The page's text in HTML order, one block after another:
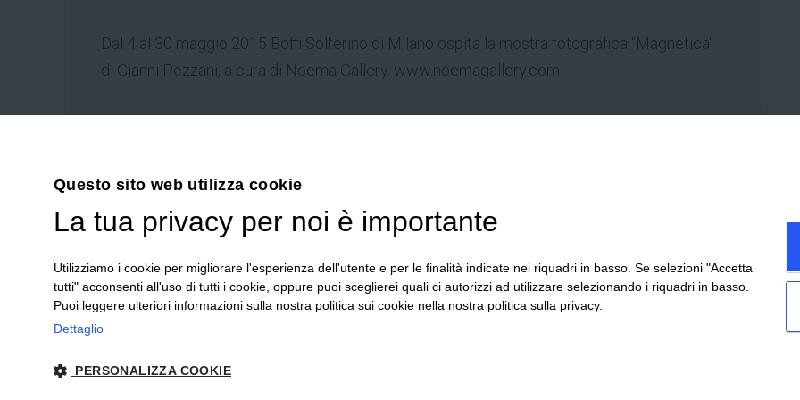
Dal 4 al 30 maggio 2015 Boffi Solferino di Milano ospita la mostra fotografica "Magnetica"
di Gianni Pezzani, a cura di Noema Gallery. www.noemagallery.com
Emilia Romagna – Italia
Tel. +39 0522 605360
Stefano Bartoli – P.Iva00764300356
Home
2024 Corniciefotodautore ·Condizioni di vendita
Questo sito web utilizza cookie
La tua privacy per noi è importante
Utilizziamo i cookie per migliorare l'esperienza dell'utente e per le finalità indicate nei riquadri in basso. Se selezioni "Accetta
tutti" acconsenti all'uso di tutti i cookie, oppure puoi sceglierei quali ci autorizzi ad utilizzare selezionando i riquadri in basso.
Puoi leggere ulteriori informazioni sulla nostra politica sui cookie nella nostra politica sulla privacy.
Dettaglio
PERSONALIZZA COOKIE